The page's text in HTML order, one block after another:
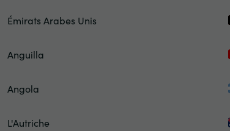
Émirats Arabes Unis
Anguilla
Angola
L'Autriche